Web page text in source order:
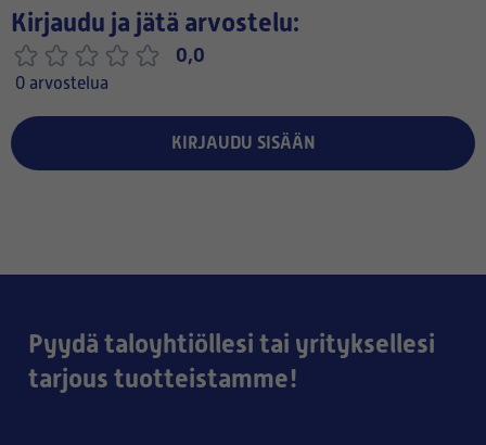
Kirjaudu ja jätä arvostelu:
0,0
0 arvostelua
KIRJAUDU SISÄÄN
Pyydä taloyhtiöllesi tai yrityksellesi
tarjous tuotteistamme!